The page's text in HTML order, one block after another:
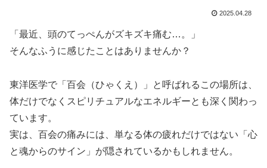
2025.04.28
「最近、頭のてっぺんがズキズキ痛む…。」
そんなふうに感じたことはありませんか？
東洋医学で「百会（ひゃくえ）」と呼ばれるこの場所は、
体だけでなくスピリチュアルなエネルギーとも深く関わっ
ています。
実は、百会の痛みには、単なる体の疲れだけではない「心
と魂からのサイン」が隠されているかもしれません。